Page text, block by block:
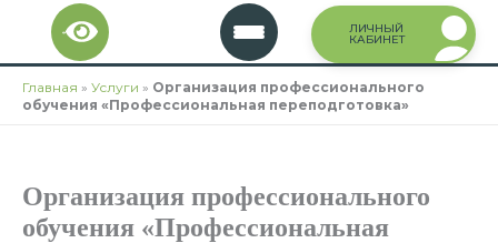
Перейти
содержимому
ЛИЧНЫЙ
КАБИНЕТ
Главная » Услуги » Организация профессионального
обучения «Профессиональная переподготовка»
Организация профессионального
обучения «Профессиональная